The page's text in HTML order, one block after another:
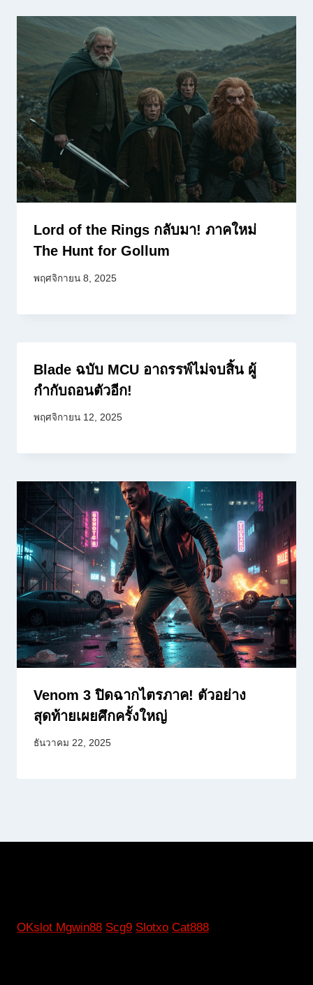
Lord of the Rings กลับมา! ภาคใหม่
The Hunt for Gollum
พฤศจิกายน 8, 2025
Blade ฉบับ MCU อาถรรพ์ไม่จบสิ้น ผู้
กำกับถอนตัวอีก!
พฤศจิกายน 12, 2025
Venom 3 ปิดฉากไตรภาค! ตัวอย่าง
สุดท้ายเผยศึกครั้งใหญ่
ธันวาคม 22, 2025
OKslot Mgwin88 Scg9 Slotxo Cat888